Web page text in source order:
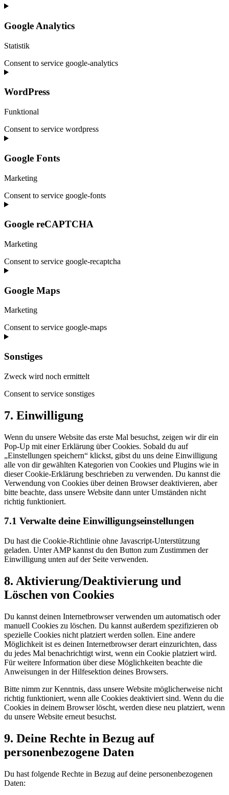
Google Analytics
Statistik
Consent to service google-analytics
WordPress
Funktional
Consent to service wordpress
Google Fonts
Marketing
Consent to service google-fonts
Google reCAPTCHA
Marketing
Consent to service google-recaptcha
Google Maps
Marketing
Consent to service google-maps
Sonstiges
Zweck wird noch ermittelt
Consent to service sonstiges
7. Einwilligung
Wenn du unsere Website das erste Mal besuchst, zeigen wir dir ein
Pop-Up mit einer Erklärung über Cookies. Sobald du auf
„Einstellungen speichern“ klickst, gibst du uns deine Einwilligung
alle von dir gewählten Kategorien von Cookies und Plugins wie in
dieser Cookie-Erklärung beschrieben zu verwenden. Du kannst die
Verwendung von Cookies über deinen Browser deaktivieren, aber
bitte beachte, dass unsere Website dann unter Umständen nicht
richtig funktioniert.
7.1 Verwalte deine Einwilligungseinstellungen
Du hast die Cookie-Richtlinie ohne Javascript-Unterstützung
geladen. Unter AMP kannst du den Button zum Zustimmen der
Einwilligung unten auf der Seite verwenden.
8. Aktivierung/Deaktivierung und
Löschen von Cookies
Du kannst deinen Internetbrowser verwenden um automatisch oder
manuell Cookies zu löschen. Du kannst außerdem spezifizieren ob
spezielle Cookies nicht platziert werden sollen. Eine andere
Möglichkeit ist es deinen Internetbrowser derart einzurichten, dass
du jedes Mal benachrichtigt wirst, wenn ein Cookie platziert wird.
Für weitere Information über diese Möglichkeiten beachte die
Anweisungen in der Hilfesektion deines Browsers.
Bitte nimm zur Kenntnis, dass unsere Website möglicherweise nicht
richtig funktioniert, wenn alle Cookies deaktiviert sind. Wenn du die
Cookies in deinem Browser löscht, werden diese neu platziert, wenn
du unsere Website erneut besuchst.
9. Deine Rechte in Bezug auf
personenbezogene Daten
Du hast folgende Rechte in Bezug auf deine personenbezogenen
Daten: